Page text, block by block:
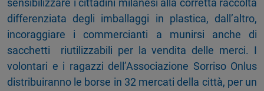
sensibilizzare i cittadini milanesi alla corretta raccolta
differenziata degli imballaggi in plastica, dall’altro,
incoraggiare i commercianti a munirsi anche di
sacchetti riutilizzabili per la vendita delle merci. I
volontari e i ragazzi dell’Associazione Sorriso Onlus
distribuiranno le borse in 32 mercati della città, per un